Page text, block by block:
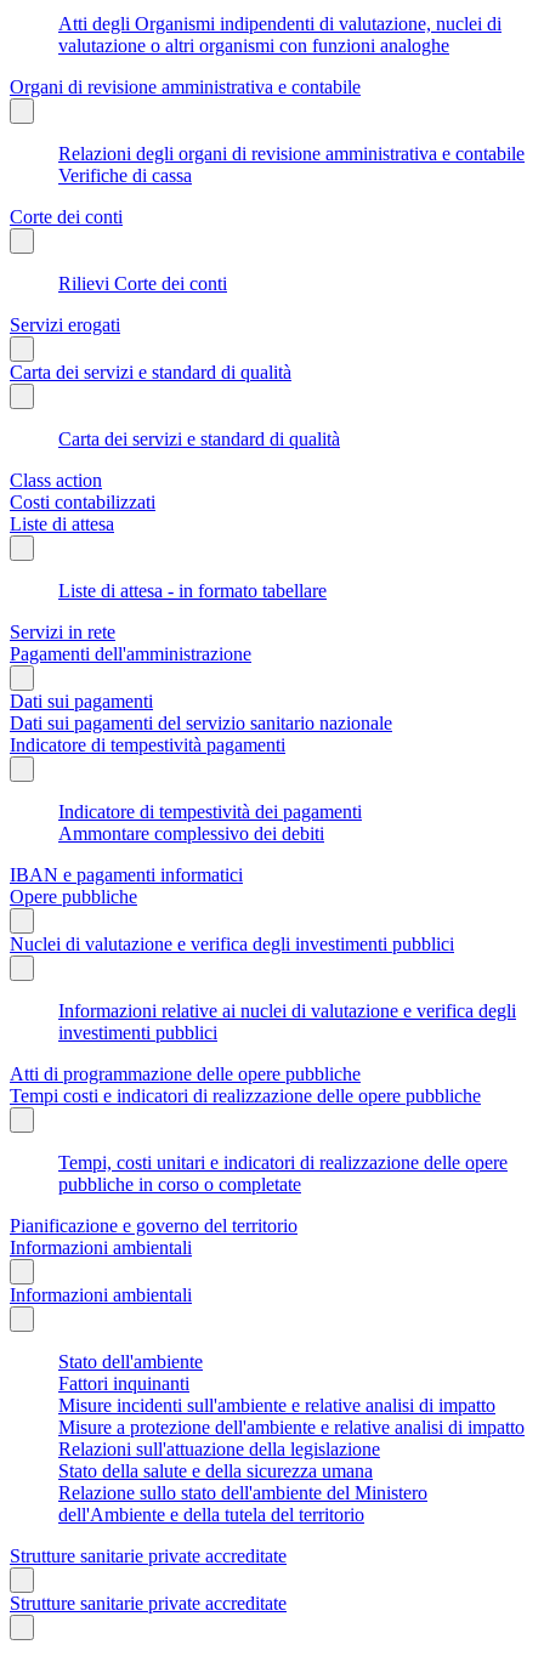
Atti degli Organismi indipendenti di valutazione, nuclei di
valutazione o altri organismi con funzioni analoghe
Organi di revisione amministrativa e contabile
Relazioni degli organi di revisione amministrativa e contabile
Verifiche di cassa
Corte dei conti
Rilievi Corte dei conti
Servizi erogati
Carta dei servizi e standard di qualità
Carta dei servizi e standard di qualità
Class action
Costi contabilizzati
Liste di attesa
Liste di attesa - in formato tabellare
Servizi in rete
Pagamenti dell'amministrazione
Dati sui pagamenti
Dati sui pagamenti del servizio sanitario nazionale
Indicatore di tempestività pagamenti
Indicatore di tempestività dei pagamenti
Ammontare complessivo dei debiti
IBAN e pagamenti informatici
Opere pubbliche
Nuclei di valutazione e verifica degli investimenti pubblici
Informazioni relative ai nuclei di valutazione e verifica degli
investimenti pubblici
Atti di programmazione delle opere pubbliche
Tempi costi e indicatori di realizzazione delle opere pubbliche
Tempi, costi unitari e indicatori di realizzazione delle opere
pubbliche in corso o completate
Pianificazione e governo del territorio
Informazioni ambientali
Informazioni ambientali
Stato dell'ambiente
Fattori inquinanti
Misure incidenti sull'ambiente e relative analisi di impatto
Misure a protezione dell'ambiente e relative analisi di impatto
Relazioni sull'attuazione della legislazione
Stato della salute e della sicurezza umana
Relazione sullo stato dell'ambiente del Ministero
dell'Ambiente e della tutela del territorio
Strutture sanitarie private accreditate
Strutture sanitarie private accreditate